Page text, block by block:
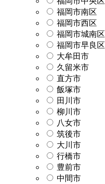
福岡市南区
福岡市西区
福岡市城南区
福岡市早良区
大牟田市
久留米市
直方市
飯塚市
田川市
柳川市
八女市
筑後市
大川市
行橋市
豊前市
中間市